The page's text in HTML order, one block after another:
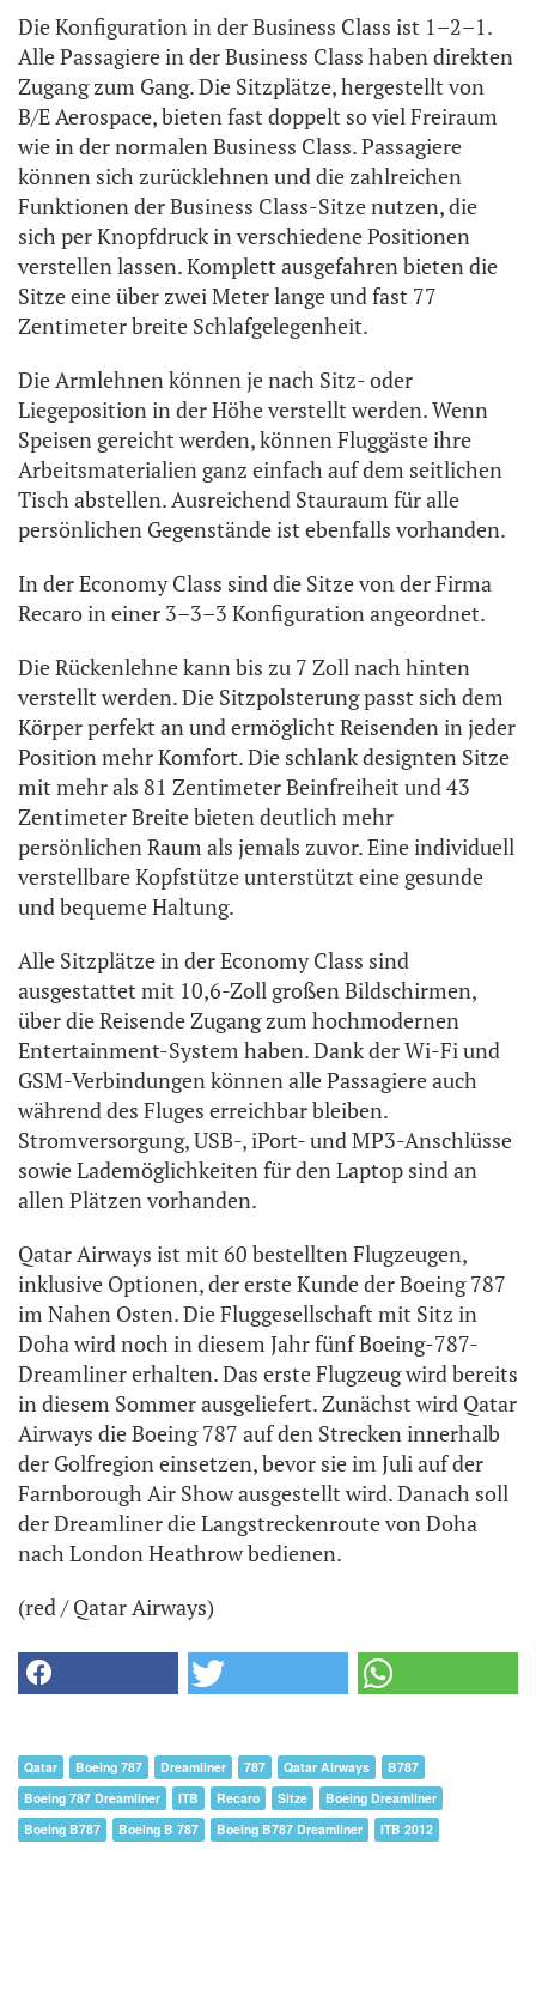
Die Konfiguration in der Business Class ist 1–2–1.
Alle Passagiere in der Business Class haben direkten
Zugang zum Gang. Die Sitzplätze, hergestellt von
B/E Aerospace, bieten fast doppelt so viel Freiraum
wie in der normalen Business Class. Passagiere
können sich zurücklehnen und die zahlreichen
Funktionen der Business Class-Sitze nutzen, die
sich per Knopfdruck in verschiedene Positionen
verstellen lassen. Komplett ausgefahren bieten die
Sitze eine über zwei Meter lange und fast 77
Zentimeter breite Schlafgelegenheit.
Die Armlehnen können je nach Sitz- oder
Liegeposition in der Höhe verstellt werden. Wenn
Speisen gereicht werden, können Fluggäste ihre
Arbeitsmaterialien ganz einfach auf dem seitlichen
Tisch abstellen. Ausreichend Stauraum für alle
persönlichen Gegenstände ist ebenfalls vorhanden.
In der Economy Class sind die Sitze von der Firma
Recaro in einer 3–3–3 Konfiguration angeordnet.
Die Rückenlehne kann bis zu 7 Zoll nach hinten
verstellt werden. Die Sitzpolsterung passt sich dem
Körper perfekt an und ermöglicht Reisenden in jeder
Position mehr Komfort. Die schlank designten Sitze
mit mehr als 81 Zentimeter Beinfreiheit und 43
Zentimeter Breite bieten deutlich mehr
persönlichen Raum als jemals zuvor. Eine individuell
verstellbare Kopfstütze unterstützt eine gesunde
und bequeme Haltung.
Alle Sitzplätze in der Economy Class sind
ausgestattet mit 10,6-Zoll großen Bildschirmen,
über die Reisende Zugang zum hochmodernen
Entertainment-System haben. Dank der Wi-Fi und
GSM-Verbindungen können alle Passagiere auch
während des Fluges erreichbar bleiben.
Stromversorgung, USB-, iPort- und MP3-Anschlüsse
sowie Lademöglichkeiten für den Laptop sind an
allen Plätzen vorhanden.
Qatar Airways ist mit 60 bestellten Flugzeugen,
inklusive Optionen, der erste Kunde der Boeing 787
im Nahen Osten. Die Fluggesellschaft mit Sitz in
Doha wird noch in diesem Jahr fünf Boeing-787-
Dreamliner erhalten. Das erste Flugzeug wird bereits
in diesem Sommer ausgeliefert. Zunächst wird Qatar
Airways die Boeing 787 auf den Strecken innerhalb
der Golfregion einsetzen, bevor sie im Juli auf der
Farnborough Air Show ausgestellt wird. Danach soll
der Dreamliner die Langstreckenroute von Doha
nach London Heathrow bedienen.
(red / Qatar Airways)
Qatar Boeing 787 Dreamliner 787 Qatar Airways
B787
Boeing 787 Dreamliner
ITB Recaro Sitze
Boeing Dreamliner
Boeing B787
Boeing B 787 Boeing B787 Dreamliner ITB 2012